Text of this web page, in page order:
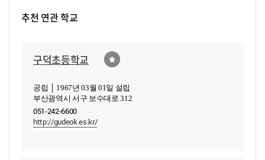
추천 연관 학교
구덕초등학교
공립 │ 1967년 03월 01일 설립
부산광역시 서구 보수대로 312
051-242-6600
http://gudeok.es.kr/